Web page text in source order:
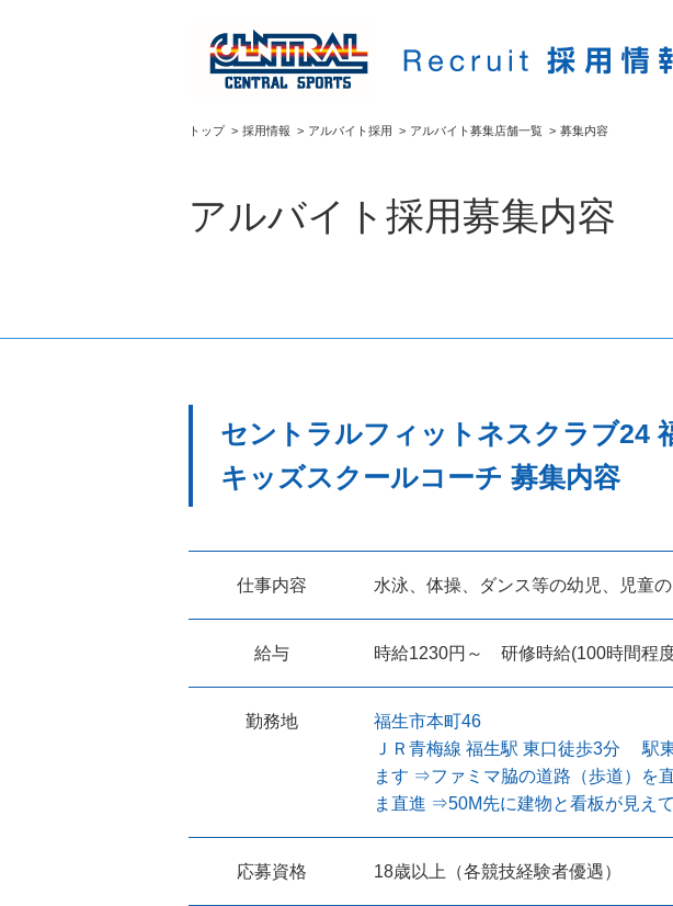
トップ> 採用情報 > アルバイト採用 > アルバイト募集店舗一覧 > 募集内容
アルバイト採用募集内容
セントラルフィットネスクラブ24
キッズスクールコーチ 募集内容
仕事内容 水泳、体操、ダンス等の幼児、児童
給与 時給1230円～ 研修時給(100時間程
勤務地
福生市本町46
ＪＲ青梅線 福生駅 東口徒歩3分 駅
ます ⇒ファミマ脇の道路（歩道）
ま直進 ⇒50M先に建物と看板が
応募資格 18歳以上（各競技経験者優遇）